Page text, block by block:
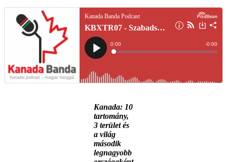
Kanada: 10
tartomány,
3 terület és
a világ
második
legnagyobb